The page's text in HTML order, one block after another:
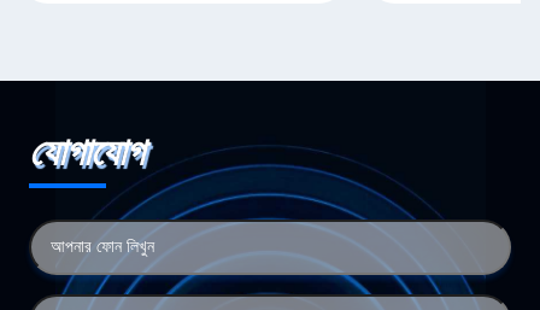
যোগাযোগ